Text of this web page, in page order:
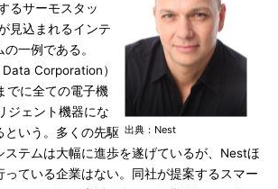
出典：Nest
るサーモスタッ
見込まれるインテ
一例である。
Corporation）
でに全ての電子機
ジェント機器にな
という。多くの先駆
ステムは大幅に進歩を遂げているが、Nestほ
っている企業はない。同社が提案するスマー